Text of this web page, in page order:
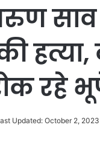
रहे
Updated: October 2, 2023